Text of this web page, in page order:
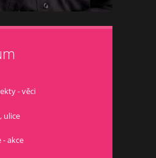
- věci
ulice
akce